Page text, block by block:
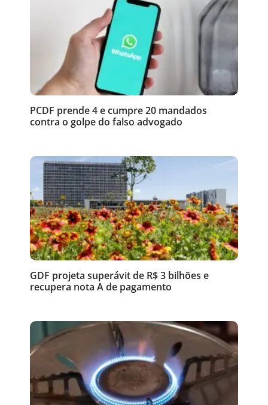
PCDF prende 4 e cumpre 20 mandados
contra o golpe do falso advogado
GDF projeta superávit de R$ 3 bilhões e
recupera nota A de pagamento